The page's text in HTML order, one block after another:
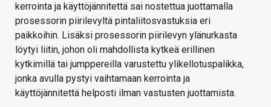
kerrointa ja käyttöjännitettä sai nostettua juottamalla
prosessorin piirilevyltä pintaliitosvastuksia eri
paikkoihin. Lisäksi prosessorin piirilevyn ylänurkasta
löytyi liitin, johon oli mahdollista kytkeä erillinen
kytkimillä tai jumppereilla varustettu ylikellotuspalikka,
jonka avulla pystyi vaihtamaan kerrointa ja
käyttöjännitettä helposti ilman vastusten juottamista.